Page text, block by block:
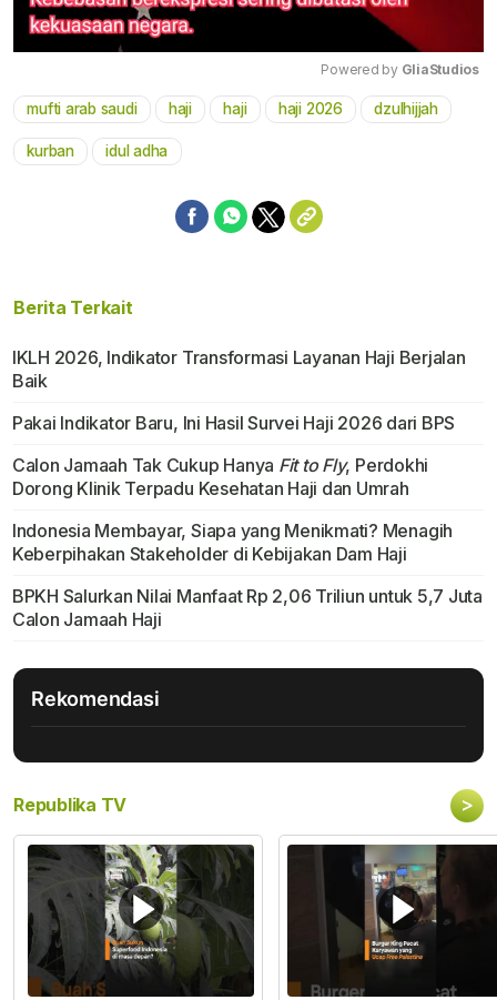
Mute
Powered by GliaStudios
mufti arab saudi haji haji haji 2026 dzulhijjah
kurban idul adha
Berita Terkait
IKLH 2026, Indikator Transformasi Layanan Haji Berjalan
Baik
Pakai Indikator Baru, Ini Hasil Survei Haji 2026 dari BPS
Calon Jamaah Tak Cukup Hanya Fit to Fly, Perdokhi
Dorong Klinik Terpadu Kesehatan Haji dan Umrah
Indonesia Membayar, Siapa yang Menikmati? Menagih
Keberpihakan Stakeholder di Kebijakan Dam Haji
BPKH Salurkan Nilai Manfaat Rp 2,06 Triliun untuk 5,7 Juta
Calon Jamaah Haji
Rekomendasi
Republika TV >